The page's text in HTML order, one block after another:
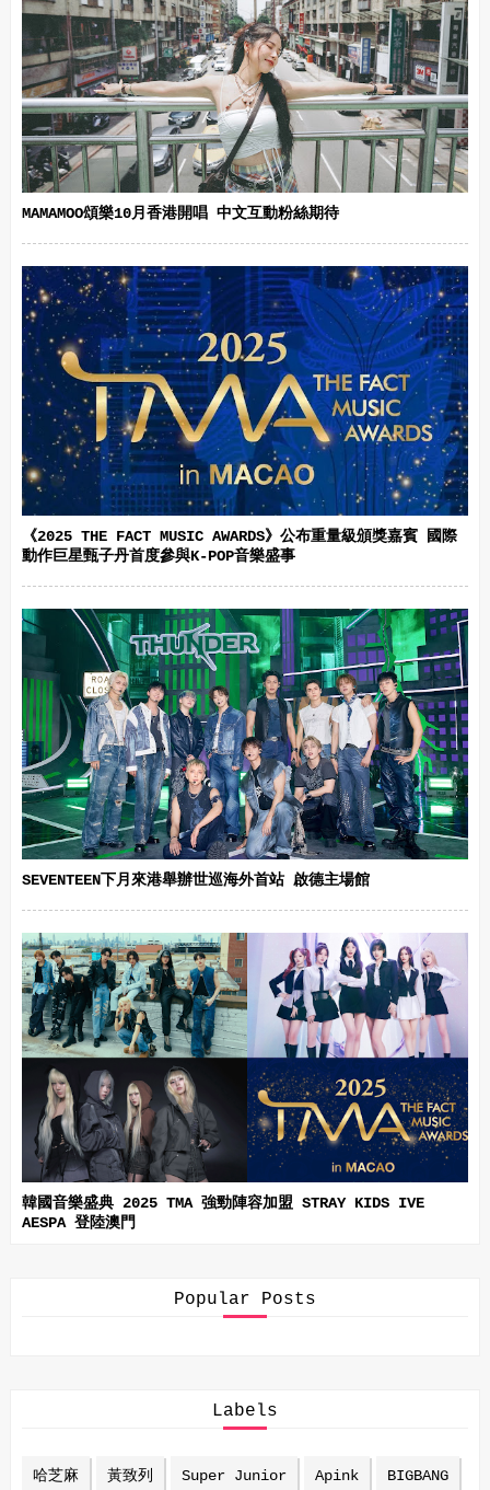
MAMAMOO頌樂10月香港開唱 中文互動粉絲期待
《2025 THE FACT MUSIC AWARDS》公布重量級頒獎嘉賓 國際
動作巨星甄子丹首度參與K-POP音樂盛事
SEVENTEEN下月來港舉辦世巡海外首站 啟德主場館
韓國音樂盛典 2025 TMA 強勁陣容加盟 STRAY KIDS IVE
AESPA 登陸澳門
Popular Posts
Labels
哈芝麻 黃致列 Super Junior Apink BIGBANG